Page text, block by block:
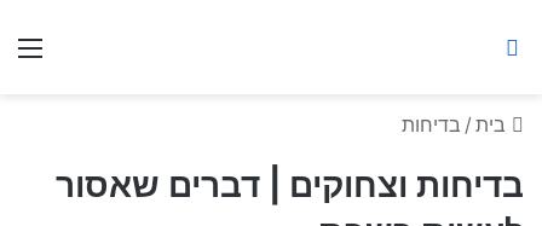
בית / בדיחות
בדיחות וצחוקים | דברים שאסור